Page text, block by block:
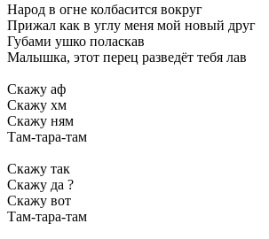
Народ в огне колбасится вокруг
Прижал как в углу меня мой новый друг
Губами ушко поласкав
Малышка, этот перец разведёт тебя лав
Скажу аф
Скажу хм
Скажу ням
Там-тара-там
Скажу так
Скажу да ?
Скажу вот
Там-тара-там